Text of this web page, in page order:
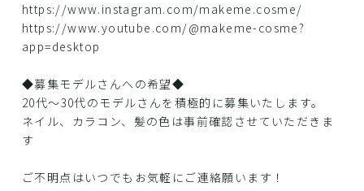
https://www.instagram.com/makeme.cosme/
https://www.youtube.com/@makeme-cosme?
app=desktop
◆募集モデルさんへの希望◆
20代〜30代のモデルさんを積極的に募集いたします。
ネイル、カラコン、髪の色は事前確認させていただきま
す
ご不明点はいつでもお気軽にご連絡願います！